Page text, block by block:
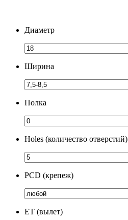
Диаметр
Ширина
Полка
Holes (количество отверстий)
PCD (крепеж)
ЕТ (вылет)